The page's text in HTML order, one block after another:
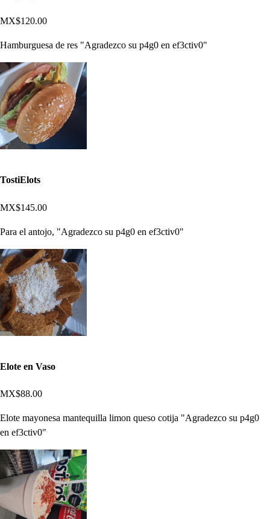
MX$120.00
Hamburguesa de res "Agradezco su p4g0 en ef3ctiv0"
TostiElots
MX$145.00
Para el antojo, "Agradezco su p4g0 en ef3ctiv0"
Elote en Vaso
MX$88.00
Elote mayonesa mantequilla limon queso cotija "Agradezco su p4g0
en ef3ctiv0"